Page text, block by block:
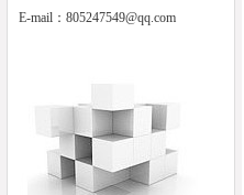
E-mail： 805247549@qq.com